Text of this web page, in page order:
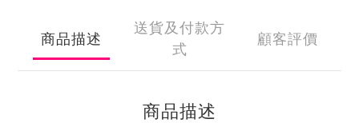
商品描述
送貨及付款方
式
顧客評價
商品描述